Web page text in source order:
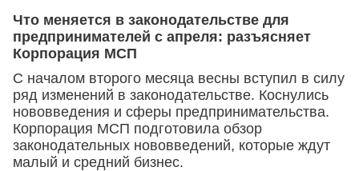
Что меняется в законодательстве для
предпринимателей с апреля: разъясняет
Корпорация МСП
С началом второго месяца весны вступил в силу
ряд изменений в законодательстве. Коснулись
нововведения и сферы предпринимательства.
Корпорация МСП подготовила обзор
законодательных нововведений, которые ждут
малый и средний бизнес.